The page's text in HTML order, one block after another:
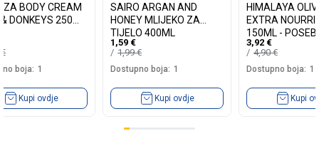
BODY CREAM
DONKEYS 250
€
boja: 1
Kupi ovdje
SAIRO ARGAN AND
HONEY MLIJEKO ZA
TIJELO 400ML
1,59 €
1,99€
Dostupno boja: 1
Kupi ovdje
HIMALAYA
EXTRA
150ML -
HRANLJIVA
MASLI...
3,92 €
4,90€
Dostupno boja: 1
Kupi